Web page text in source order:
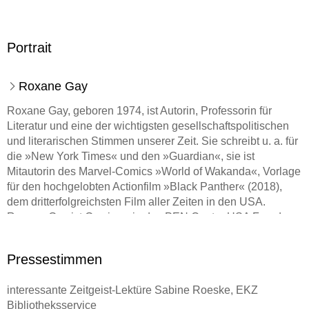
Portrait
Roxane Gay
Roxane Gay, geboren 1974, ist Autorin, Professorin für
Literatur und eine der wichtigsten gesellschaftspolitischen
und literarischen Stimmen unserer Zeit. Sie schreibt u. a. für
die »New York Times« und den »Guardian«, sie ist
Mitautorin des Marvel-Comics »World of Wakanda«, Vorlage
für den hochgelobten Actionfilm »Black Panther« (2018),
dem dritterfolgreichsten Film aller Zeiten in den USA.
Roxane Gay ist Gewinnerin des PEN Center USA Freedom
,ihre Essay-Sammlung »Bad Feminist«, die Erzählbände
»Schwierige Frauen« und »Von Geistern und Schatten«
Pressestimmen
interessante Zeitgeist-Lektüre Sabine Roeske, EKZ
Bibliotheksservice